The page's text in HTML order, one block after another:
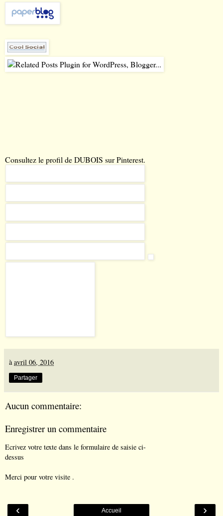
Consultez le profil de DUBOIS sur Pinterest.
à avril 06, 2016
Partager
Aucun commentaire:
Enregistrer un commentaire
Ecrivez votre texte dans le formulaire de saisie ci-
dessus
Merci pour votre visite .
‹ ›
Accueil